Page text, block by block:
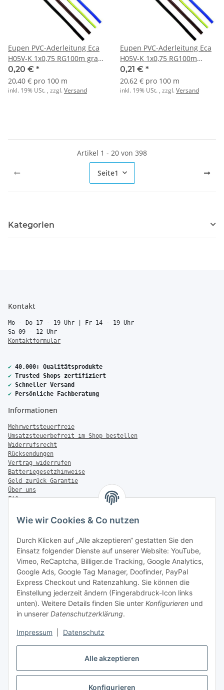
Alle akzeptieren
Konfigurieren
Wie wir Cookies & Co nutzen
Durch Klicken auf „Alle akzeptieren“ gestatten Sie den
Einsatz folgender Dienste auf unserer Website: YouTube,
Vimeo, ReCaptcha, Billiger.de Tracking, Google Analytics,
Google Ads, Google Tag Manager, Doofinder, PayPal
Express Checkout und Ratenzahlung. Sie können die
Einstellung jederzeit ändern (Fingerabdruck-Icon links
unten). Weitere Details finden Sie unter Konfigurieren und
in unserer Datenschutzerklärung.
Impressum Datenschutz
Eupen PVC-Aderleitung Eca
H05V-K 1x0,75 RG100m grau
RAL7000
0,20 € *
20,40 € pro 100 m
inkl. 19% USt. , zzgl.Versand
Eupen PVC-Aderleitung Eca
H05V-K 1x0,75 RG100m
grün/gelb
0,21 € *
20,62 € pro 100 m
inkl. 19% USt. , zzgl.Versand
Artikel 1 - 20 von 398
Seite1
Kategorien
Kontakt
Mo - Do 17 - 19 Uhr | Fr 14 - 19 Uhr
Sa 09 - 12 Uhr
Kontaktformular
✔ 40.000+ Qualitätsprodukte
✔ Trusted Shops zertifiziert
✔ Schneller Versand
✔ Persönliche Fachberatung
Informationen
Mehrwertsteuerfreie
Umsatzsteuerbefreit im Shop bestellen
Widerrufsrecht
Rücksendungen
Vertrag widerrufen
Batteriegesetzhinweise
Geld zurück Garantie
Über uns
FAQ
Zahlung & Versand
Versandinformationen
Sonstiges